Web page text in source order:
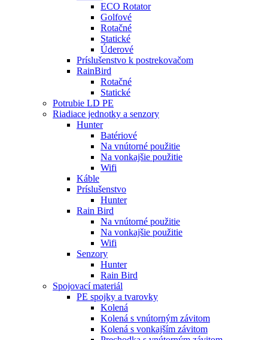
ECO Rotator
Golfové
Rotačné
Statické
Úderové
Príslušenstvo k postrekovačom
RainBird
Rotačné
Statické
Potrubie LD PE
Riadiace jednotky a senzory
Hunter
Batériové
Na vnútorné použitie
Na vonkajšie použitie
Wifi
Káble
Príslušenstvo
Hunter
Rain Bird
Na vnútorné použitie
Na vonkajšie použitie
Wifi
Senzory
Hunter
Rain Bird
Spojovací materiál
PE spojky a tvarovky
Kolená
Kolená s vnútorným závitom
Kolená s vonkajším závitom